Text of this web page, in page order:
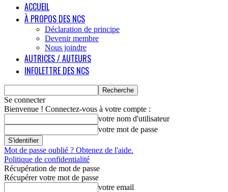
ACCUEIL
À PROPOS DES NCS
Déclaration de principe
Devenir membre
Nous joindre
AUTRICES / AUTEURS
INFOLETTRE DES NCS
Se connecter
Bienvenue ! Connectez-vous à votre compte :
votre nom d'utilisateur
votre mot de passe
Mot de passe oublié ? Obtenez de l'aide.
Politique de confidentialité
Récupération de mot de passe
Récupérer votre mot de passe
votre email